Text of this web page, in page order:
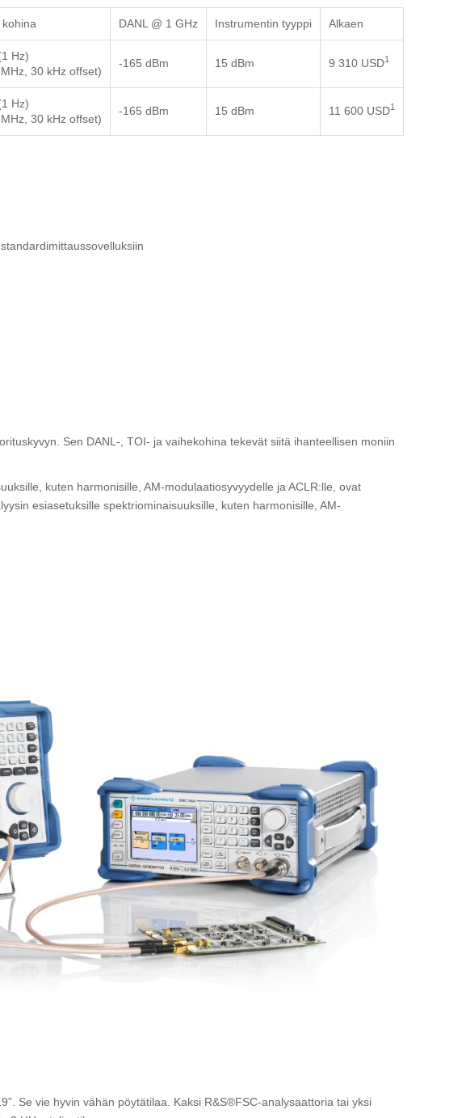
DANL @ 1 GHz Instrumentin tyyppi Alkaen
Hz)
30 kHz offset)
-165 dBm 15 dBm 9 310 USD1
Hz)
30 kHz offset)
-165 dBm 15 dBm 11 600 USD1
Sen DANL-, TOI- ja vaihekohina tekevät siitä ihanteellisen moniin
kuten harmonisille, AM-modulaatiosyvyydelle ja ACLR:lle, ovat
esiasetuksille spektriominaisuuksille, kuten harmonisille, AM-
Se vie hyvin vähän pöytätilaa. Kaksi R&S®FSC-analysaattoria tai yksi